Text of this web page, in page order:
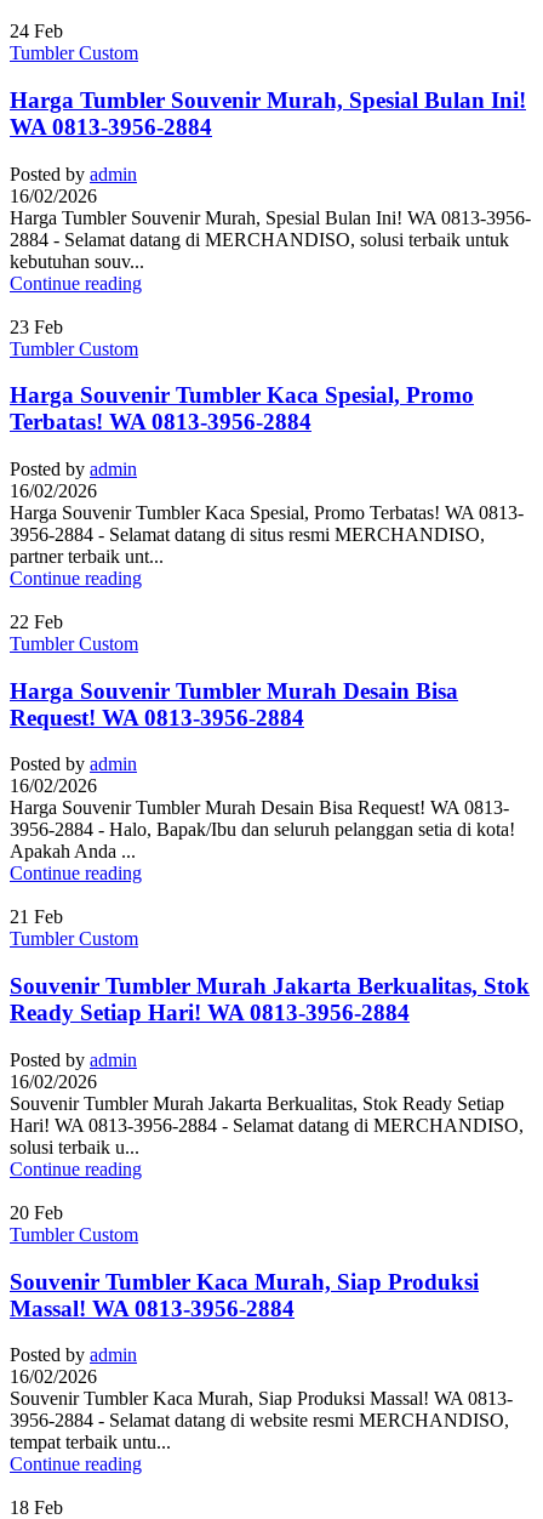
24 Feb
Tumbler Custom
Harga Tumbler Souvenir Murah, Spesial Bulan Ini!
WA 0813-3956-2884
Posted by admin
16/02/2026
Harga Tumbler Souvenir Murah, Spesial Bulan Ini! WA 0813-3956-
2884 - Selamat datang di MERCHANDISO, solusi terbaik untuk
kebutuhan souv...
Continue reading
23 Feb
Tumbler Custom
Harga Souvenir Tumbler Kaca Spesial, Promo
Terbatas! WA 0813-3956-2884
Posted by admin
16/02/2026
Harga Souvenir Tumbler Kaca Spesial, Promo Terbatas! WA 0813-
3956-2884 - Selamat datang di situs resmi MERCHANDISO,
partner terbaik unt...
Continue reading
22 Feb
Tumbler Custom
Harga Souvenir Tumbler Murah Desain Bisa
Request! WA 0813-3956-2884
Posted by admin
16/02/2026
Harga Souvenir Tumbler Murah Desain Bisa Request! WA 0813-
3956-2884 - Halo, Bapak/Ibu dan seluruh pelanggan setia di kota!
Apakah Anda ...
Continue reading
21 Feb
Tumbler Custom
Souvenir Tumbler Murah Jakarta Berkualitas, Stok
Ready Setiap Hari! WA 0813-3956-2884
Posted by admin
16/02/2026
Souvenir Tumbler Murah Jakarta Berkualitas, Stok Ready Setiap
Hari! WA 0813-3956-2884 - Selamat datang di MERCHANDISO,
solusi terbaik u...
Continue reading
20 Feb
Tumbler Custom
Souvenir Tumbler Kaca Murah, Siap Produksi
Massal! WA 0813-3956-2884
Posted by admin
16/02/2026
Souvenir Tumbler Kaca Murah, Siap Produksi Massal! WA 0813-
3956-2884 - Selamat datang di website resmi MERCHANDISO,
tempat terbaik untu...
Continue reading
18 Feb